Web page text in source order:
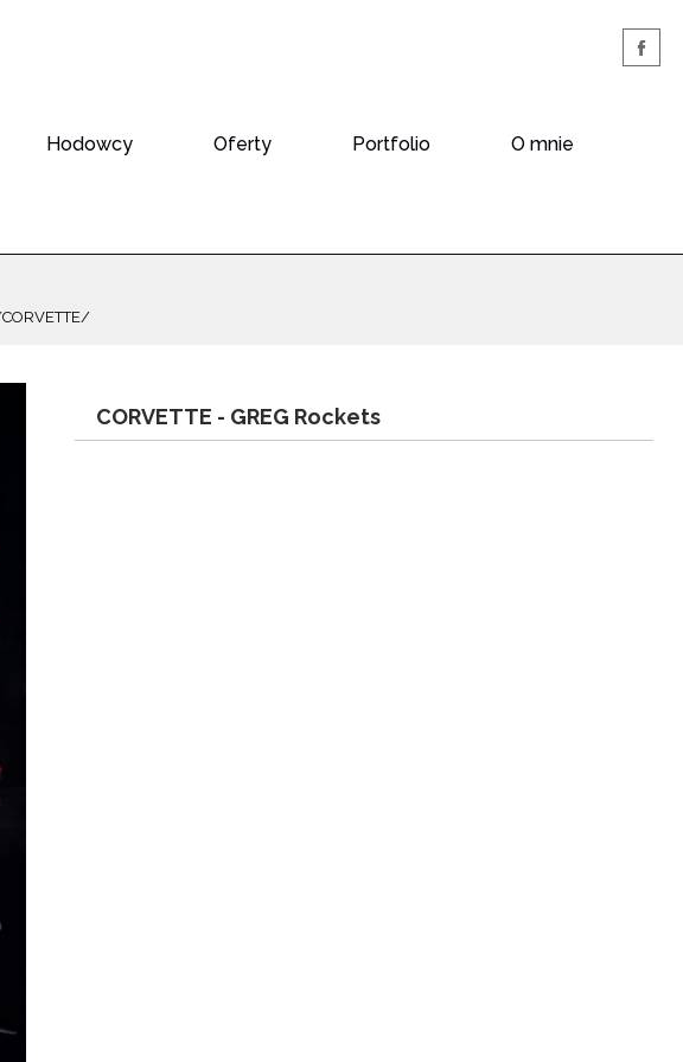
Hodowcy Oferty Portfolio O mnie
CORVETTE
CORVETTE - GREG Rockets